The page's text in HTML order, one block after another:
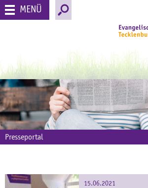
MENÜ
Presseportal
15.06.2021